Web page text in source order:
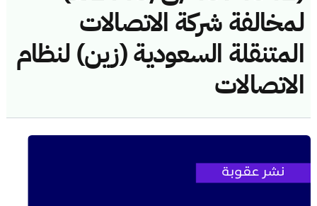
لمخالفة شركة الاتصالات
المتنقلة السعودية (زين) لنظام
الاتصالات